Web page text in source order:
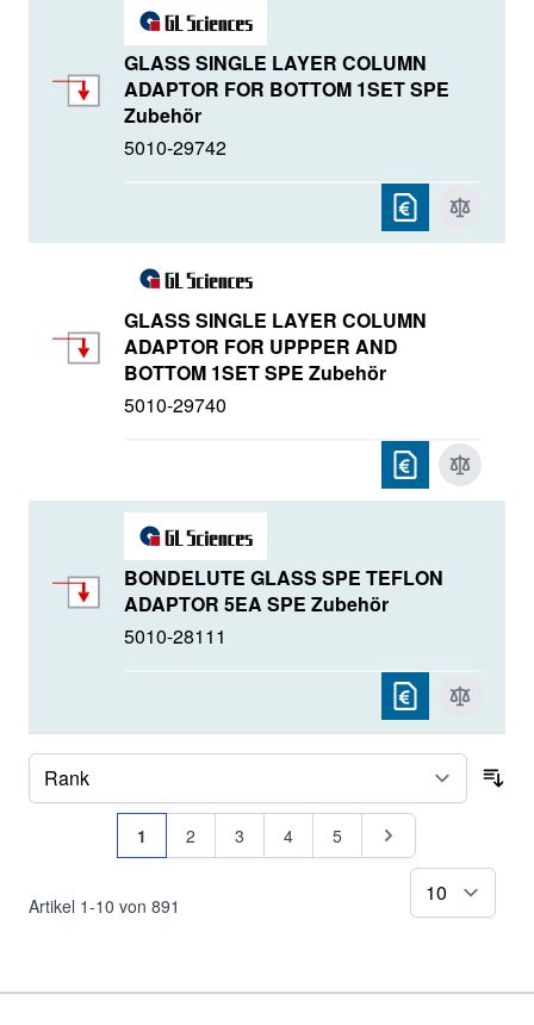
GLASS SINGLE LAYER COLUMN
ADAPTOR FOR BOTTOM 1SET SPE
Zubehör
5010-29742
GLASS SINGLE LAYER COLUMN
ADAPTOR FOR UPPPER AND
BOTTOM 1SET SPE Zubehör
5010-29740
BONDELUTE GLASS SPE TEFLON
ADAPTOR 5EA SPE Zubehör
5010-28111
Artikel 1-10 von 891
Seite
Sie lesen gerade Seite
1 Seite
2 Seite
3 Seite
4 Seite
5 Seite